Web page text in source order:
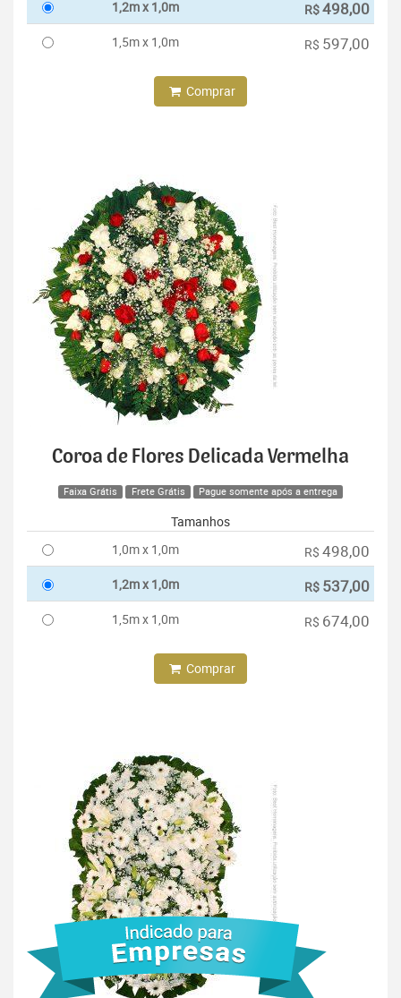
1,2m x 1,0m R$498,00
1,5m x 1,0m R$ 597,00
Comprar
Coroa de Flores Delicada Vermelha
Faixa Grátis Frete Grátis Pague somente após a entrega
Tamanhos
1,0m x 1,0m
R$ 498,00
1,2m x 1,0m R$ 537,00
1,5m x 1,0m R$ 674,00
Comprar